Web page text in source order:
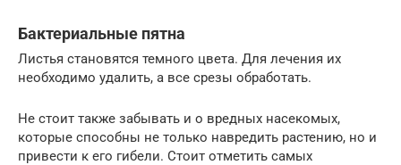
Бактериальные пятна
Листья становятся темного цвета. Для лечения их
необходимо удалить, а все срезы обработать.
Не стоит также забывать и о вредных насекомых,
которые способны не только навредить растению, но и
привести к его гибели. Стоит отметить самых